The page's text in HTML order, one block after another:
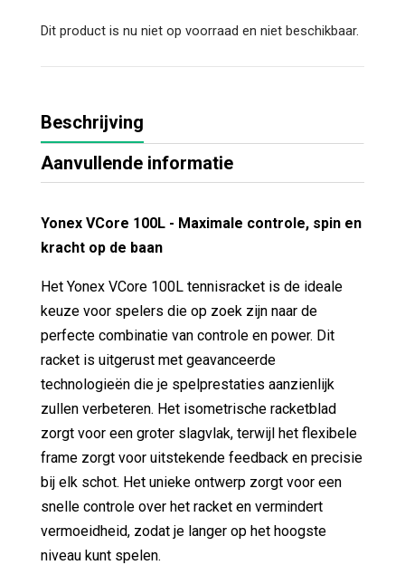
Dit product is nu niet op voorraad en niet beschikbaar.
Beschrijving
Aanvullende informatie
Yonex VCore 100L - Maximale controle, spin en
kracht op de baan
Het Yonex VCore 100L tennisracket is de ideale
keuze voor spelers die op zoek zijn naar de
perfecte combinatie van controle en power. Dit
racket is uitgerust met geavanceerde
technologieën die je spelprestaties aanzienlijk
zullen verbeteren. Het isometrische racketblad
zorgt voor een groter slagvlak, terwijl het flexibele
frame zorgt voor uitstekende feedback en precisie
bij elk schot. Het unieke ontwerp zorgt voor een
snelle controle over het racket en vermindert
vermoeidheid, zodat je langer op het hoogste
niveau kunt spelen.